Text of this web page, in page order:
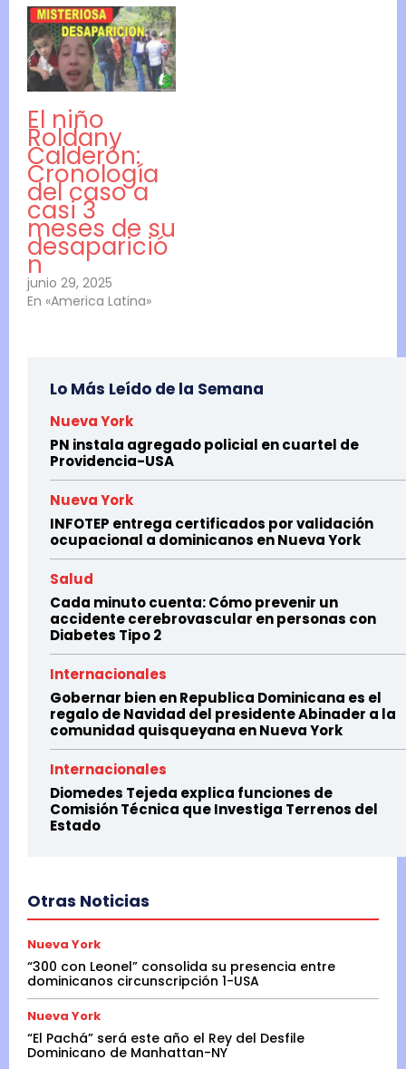
El niño
Roldany
Calderón:
Cronología
del caso a
casi 3
meses de su
desaparició
n
junio 29, 2025
En «America Latina»
Lo Más Leído de la Semana
Nueva York
PN instala agregado policial en cuartel de
Providencia-USA
Nueva York
INFOTEP entrega certificados por validación
ocupacional a dominicanos en Nueva York
Salud
Cada minuto cuenta: Cómo prevenir un
accidente cerebrovascular en personas con
Diabetes Tipo 2
Internacionales
Gobernar bien en Republica Dominicana es el
regalo de Navidad del presidente Abinader a la
comunidad quisqueyana en Nueva York
Internacionales
Diomedes Tejeda explica funciones de
Comisión Técnica que Investiga Terrenos del
Estado
Otras Noticias
Nueva York
“300 con Leonel” consolida su presencia entre
dominicanos circunscripción 1-USA
Nueva York
“El Pachá” será este año el Rey del Desfile
Dominicano de Manhattan-NY